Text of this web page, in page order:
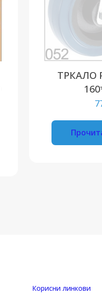
ТРКАЛО
Корисни линкови